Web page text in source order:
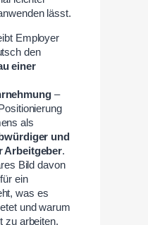
lässt.
Employer
den
einer
–
als
und
Arbeitgeber.
Bild davon
ein
was es
und warum
zu arbeiten.